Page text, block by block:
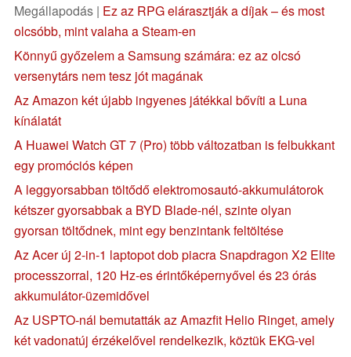
Megállapodás | Ez az RPG elárasztják a díjak – és most
olcsóbb, mint valaha a Steam-en
Könnyű győzelem a Samsung számára: ez az olcsó
versenytárs nem tesz jót magának
Az Amazon két újabb ingyenes játékkal bővíti a Luna
kínálatát
A Huawei Watch GT 7 (Pro) több változatban is felbukkant
egy promóciós képen
A leggyorsabban töltődő elektromosautó-akkumulátorok
kétszer gyorsabbak a BYD Blade-nél, szinte olyan
gyorsan töltődnek, mint egy benzintank feltöltése
Az Acer új 2-in-1 laptopot dob piacra Snapdragon X2 Elite
processzorral, 120 Hz-es érintőképernyővel és 23 órás
akkumulátor-üzemidővel
Az USPTO-nál bemutatták az Amazfit Helio Ringet, amely
két vadonatúj érzékelővel rendelkezik, köztük EKG-vel